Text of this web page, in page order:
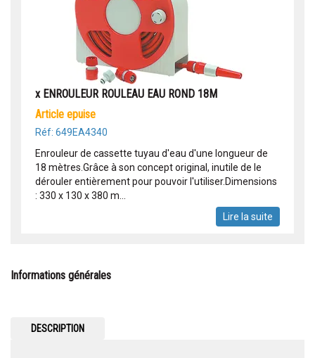
x ENROULEUR ROULEAU EAU ROND 18M
article epuise
Réf: 649EA4340
Enrouleur de cassette tuyau d'eau d'une longueur de
18 mètres.Grâce à son concept original, inutile de le
dérouler entièrement pour pouvoir l'utiliser.Dimensions
: 330 x 130 x 380 m...
Lire la suite
Informations générales
DESCRIPTION